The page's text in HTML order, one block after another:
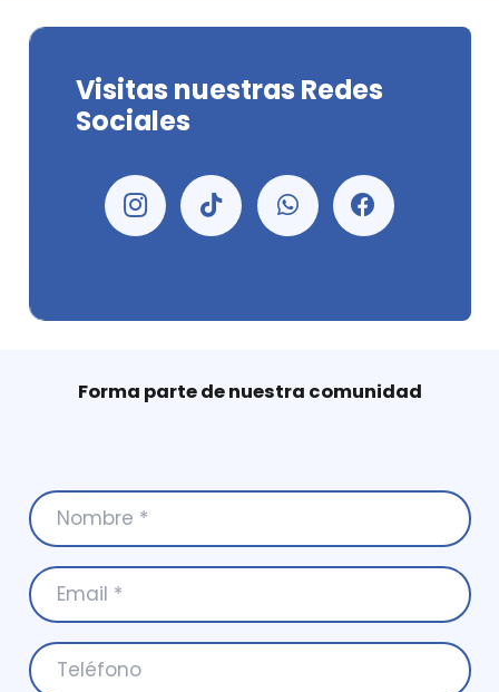
Visitas nuestras Redes
Sociales
Forma parte de nuestra comunidad